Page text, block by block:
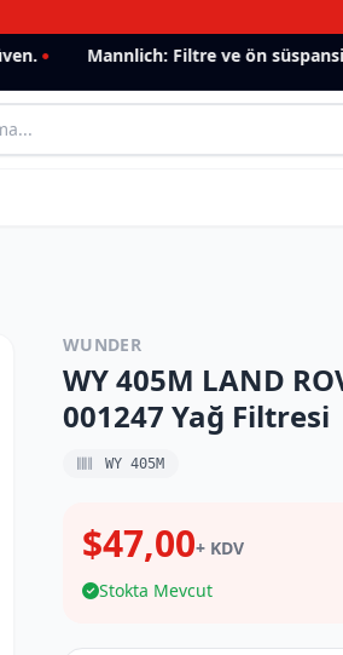
Mannlich: Filtre ve ön
WUNDER
WY 405M LAND
001247 Yağ Filtresi
WY 405M
$47,00+ KDV
Stokta Mevcut